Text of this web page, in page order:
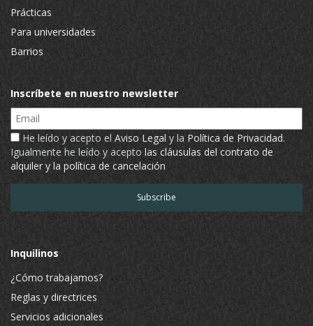
Prácticas
Para universidades
Barrios
Inscríbete en nuestro newsletter
Email
He leído y acepto el Aviso Legal y la Política de Privacidad.
Igualmente he leído y acepto las cláusulas del contrato de
alquiler y la política de cancelación
Inquilinos
¿Cómo trabajamos?
Reglas y directrices
Servicios adicionales